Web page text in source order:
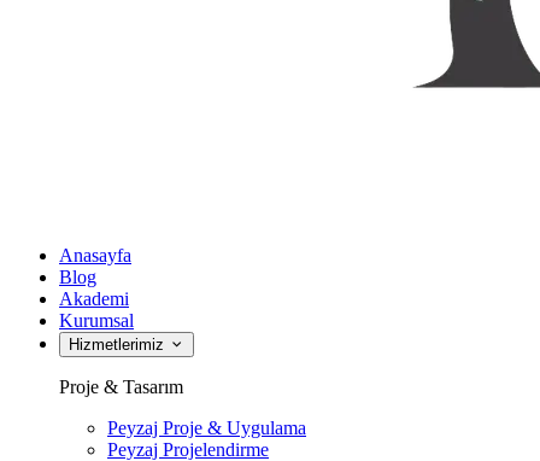
Anasayfa
Blog
Akademi
Kurumsal
Hizmetlerimiz
Proje & Tasarım
Peyzaj Proje & Uygulama
Peyzaj Projelendirme